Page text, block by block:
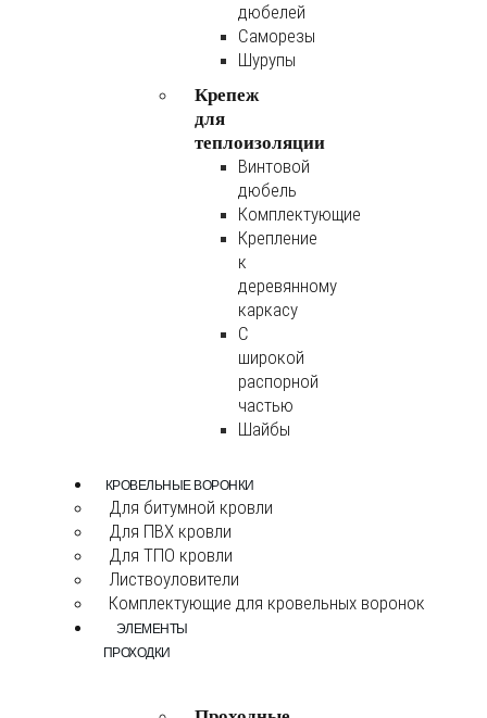
дюбелей
Саморезы
Шурупы
Крепеж
для
теплоизоляции
Винтовой
дюбель
Комплектующие
Крепление
к
деревянному
каркасу
С
широкой
распорной
частью
Шайбы
КРОВЕЛЬНЫЕ ВОРОНКИ
Для битумной кровли
Для ПВХ кровли
Для ТПО кровли
Листвоуловители
Комплектующие для кровельных воронок
ЭЛЕМЕНТЫ
ПРОХОДКИ